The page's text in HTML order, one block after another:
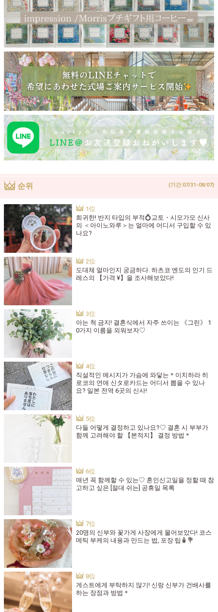
순위 (기간:07/31-08/07)
희귀한! 반지 타입의 부적💍교토・시모가모 신사
의 ＜아이노와루＞는 얼마에 어디서 구입할 수 있
나요?
도대체 얼마인지 궁금하다. 하츠코 엔도의 인기 드
레스의 【가격 ¥】을 조사해보았다!
아는 척 금지! 결혼식에서 자주 쓰이는 《그린》 1
0가지 이름을 외워보자♡
직설적인 메시지가 가슴에 와닿는＊이치하라 히
로코의 연애 신タ로카드는 어디서 뽑을 수 있나
요? 일본 전역 6곳의 신사!
다들 어떻게 결정하고 있나요?♡ 결혼 시 부부가
함께 고려해야 할 【본적지】 결정 방법＊
매년 꼭 함께할 수 있는♡ 혼인신고일을 정할 때 참
고하고 싶은 [절대 쉬는] 공휴일 목록
20명의 신부와 꽃가게 사장에게 물어보았다! 코스
메틱 부케의 내용과 만드는 법, 포장 팁🧴💐
게스트에게 부탁하지 않기! 신랑 신부가 건배사를
하는 장점과 방법＊